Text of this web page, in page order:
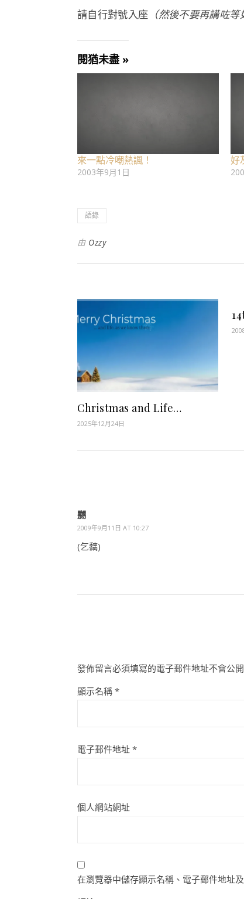
請自行對號入座 （然後不要再講咗等
閱猶未盡 »
來一點冷嘲熱諷！
2003年9月1日
好
語錄
由 Ozzy
Christmas and Life…
2025年12月24日
嬲
2009年9月11日 AT 10:27
(乞黐)
發佈留言必須填寫的電子郵件地址不會公開
顯示名稱 *
電子郵件地址 *
個人網站網址
在瀏覽器中儲存顯示名稱、電子郵件地址